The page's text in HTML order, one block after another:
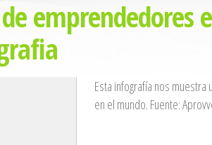
emprendedores
Esta infografía nos
en el mundo. Fuente: